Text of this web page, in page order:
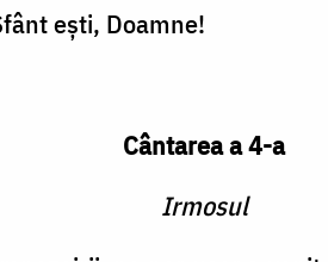
eşti, Doamne!
Cântarea a 4-a
Irmosul